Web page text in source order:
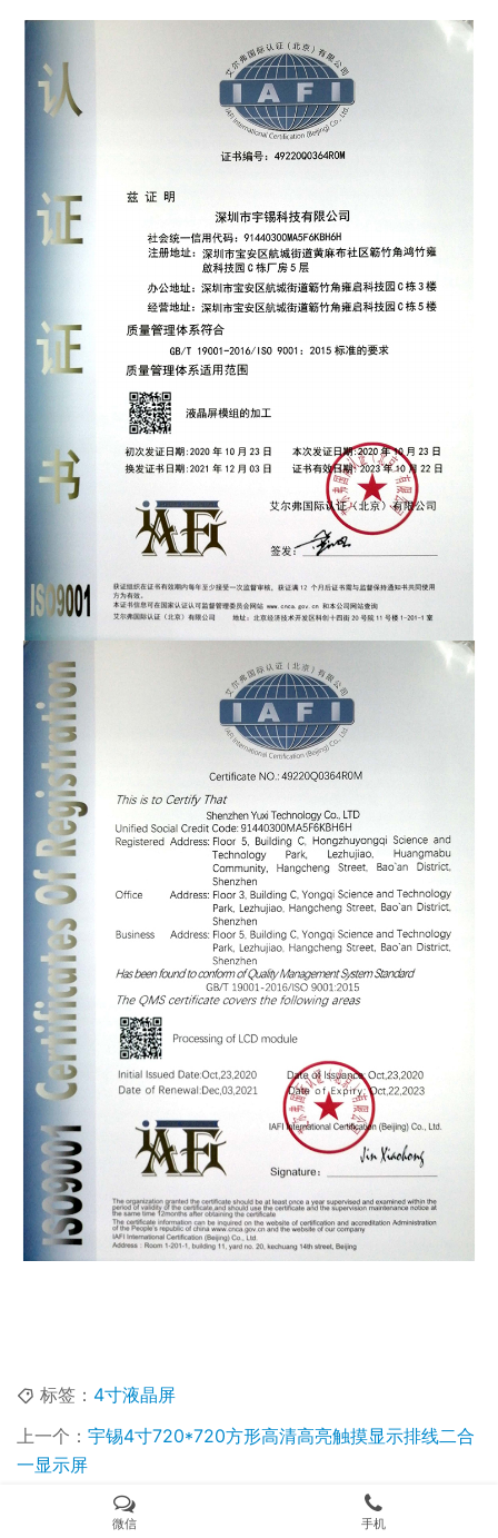
标签： 4寸液晶屏
上一个： 宇锡4寸720*720方形高清高亮触摸显示排线二合
一显示屏
宇锡（Yousee）7寸 1200*1920分辨率 MIPI接
口，高端工控7寸显示，颜值担当竖屏
微信 手机